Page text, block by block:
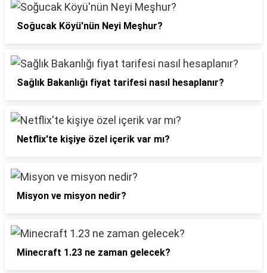
Soğucak Köyü'nün Neyi Meşhur?
Sağlık Bakanlığı fiyat tarifesi nasıl hesaplanır?
Netflix'te kişiye özel içerik var mı?
Misyon ve misyon nedir?
Minecraft 1.23 ne zaman gelecek?